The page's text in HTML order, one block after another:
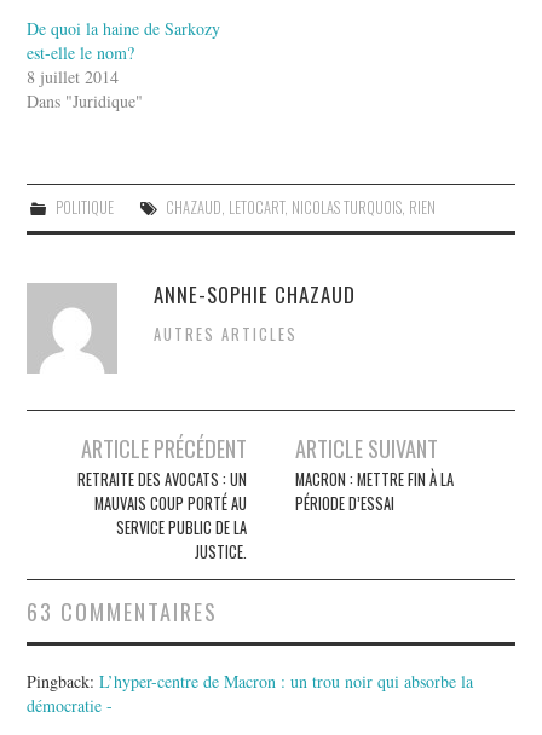
De quoi la haine de Sarkozy
est-elle le nom?
8 juillet 2014
Dans "Juridique"
POLITIQUE CHAZAUD, LETOCART, NICOLAS TURQUOIS, RIEN
ANNE-SOPHIE CHAZAUD
AUTRES ARTICLES
navigation
ARTICLE PRÉCÉDENT
RETRAITE DES AVOCATS : UN
MAUVAIS COUP PORTÉ AU
SERVICE PUBLIC DE LA
JUSTICE.
ARTICLE SUIVANT
MACRON : METTRE FIN À LA
PÉRIODE D’ESSAI
63 COMMENTAIRES
Pingback:L’hyper-centre de Macron : un trou noir qui absorbe la
démocratie -